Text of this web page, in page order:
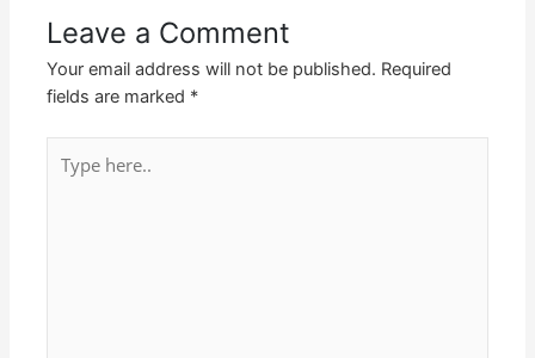
Leave a Comment
Your email address will not be published. Required
fields are marked *
here..